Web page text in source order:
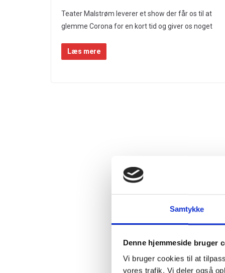
Samtykke
Denne hjemmeside bruger
Vi bruger cookies til at
vores trafik. Vi deler også
Teater Malstrøm leverer et show der får os til at
glemme Corona for en kort tid og giver os noget
Læs mere